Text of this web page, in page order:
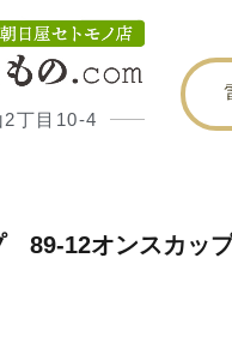
2丁目10-4
89-12オンスカッ